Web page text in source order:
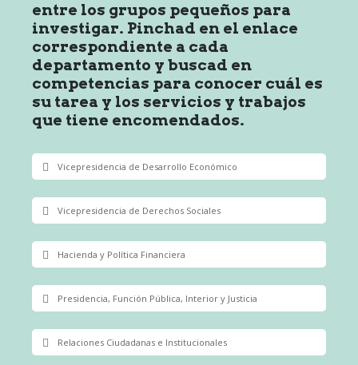
entre los grupos pequeños para
investigar. Pinchad en el enlace
correspondiente a cada
departamento y buscad en
competencias para conocer cuál es
su tarea y los servicios y trabajos
que tiene encomendados.
Vicepresidencia de Desarrollo Económico
Vicepresidencia de Derechos Sociales
Hacienda y Política Financiera
Presidencia, Función Pública, Interior y Justicia
Relaciones Ciudadanas e Institucionales